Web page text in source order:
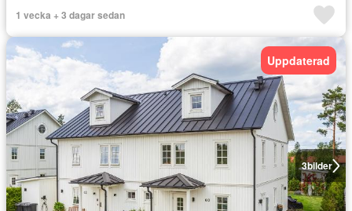
1 vecka + 3 dagar sedan
3bilder
Uppdaterad